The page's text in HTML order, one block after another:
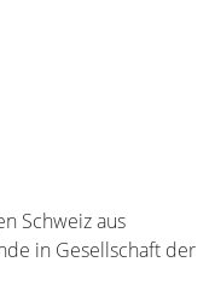
Schweiz aus
in Gesellschaft der